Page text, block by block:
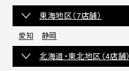
東海地区（7店舗）
愛知 静岡
北海道・東北地区（4店舗）